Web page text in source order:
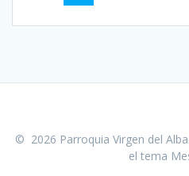
entradas
© 2026 Parroquia Virgen del
el tema